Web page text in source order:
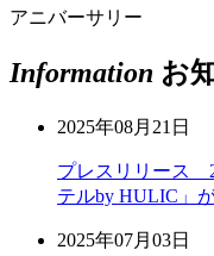
アニバーサリー
Information お
2025年08月21日
プレスリリース
テルby HULIC」
2025年07月03日